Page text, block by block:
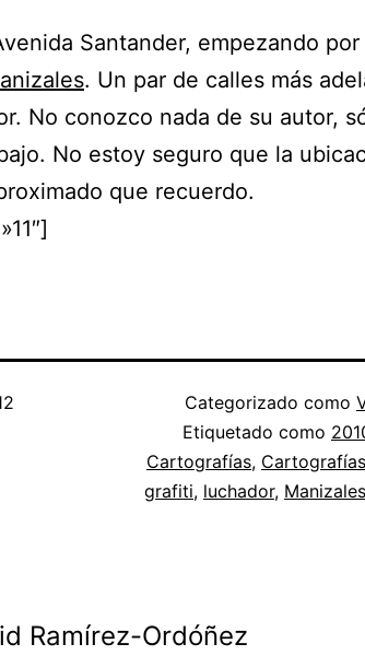
Santander, empezando por
. Un par de calles más
No conozco nada de su autor,
No estoy seguro que la
que recuerdo.
Categorizado como
Etiquetado como
Cartografías,
grafiti, luchador, Manizales
Ramírez-Ordóñez